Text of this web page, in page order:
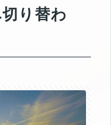
切り替わ